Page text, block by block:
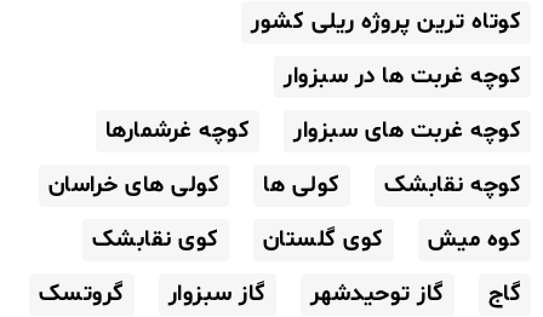
کوتاه ترین پروژه ریلی کشور
کوچه غربت ها در سبزوار
کوچه غربت های سبزوار
کوچه غرشمارها
کوچه نقابشک
کولی ها
کولی های خراسان
کوه میش
کوی گلستان
کوی نقابشک
گاج
گاز توحیدشهر گاز سبزوار
گروتسک